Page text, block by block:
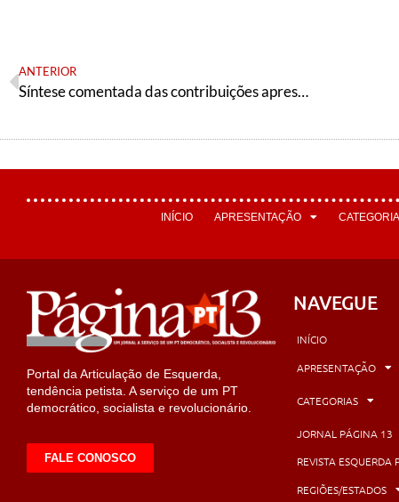
ANTERIOR
Síntese comentada das contribuições apresentadas ao debate do Diretório Nacional do PT de 24 de março
INÍCIO APRESENTAÇÃO
Portal da Articulação de Esquerda,
tendência petista. A serviço de um PT
democrático, socialista e revolucionário.
FALE CONOSCO
NAVEGUE
INÍCIO
APRESENTAÇÃO
CATEGORIAS
JORNAL PÁGINA 13
REVISTA ESQUERDA
REGIÕES/ESTADOS